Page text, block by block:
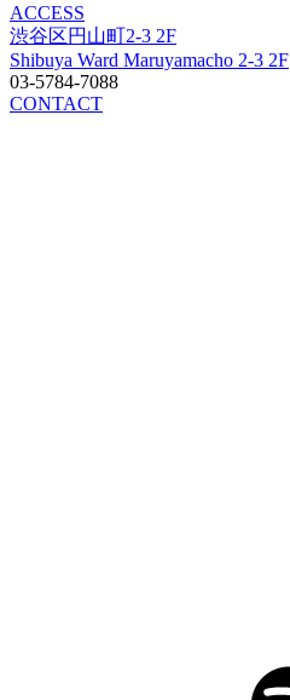
ACCESS
渋谷区円山町2-3 2F
Shibuya Ward Maruyamacho 2-3 2F
03-5784-7088
CONTACT